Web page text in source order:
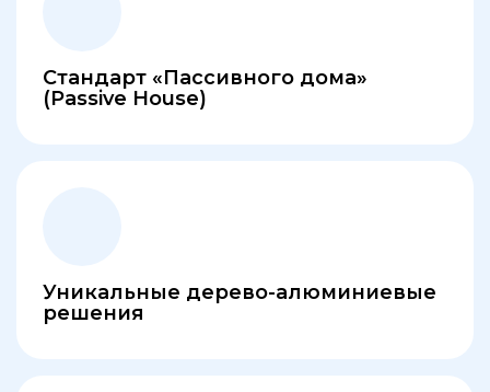
Стандарт «Пассивного дома»
(Passive House)
Уникальные дерево-алюминиевые
решения